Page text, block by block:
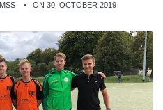
ON 30. OCTOBER 2019